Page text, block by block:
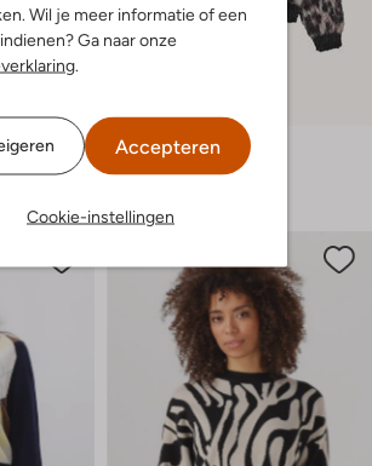
Wil je meer informatie of een
Ga naar onze
Accepteren
Cookie-instellingen
Molo